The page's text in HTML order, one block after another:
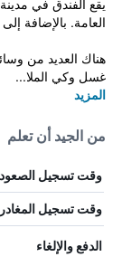
يقع الفندق في
العامة. بالإضافة
هناك العديد من
غسل وكي الملا...
المزيد
من الجيد أن تعلم
وقت تسجيل الصعود
وقت تسجيل
الدفع والإلغاء